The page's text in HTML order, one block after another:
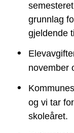
grunnlag
gjeldende
november
og vi tar
skoleåret.